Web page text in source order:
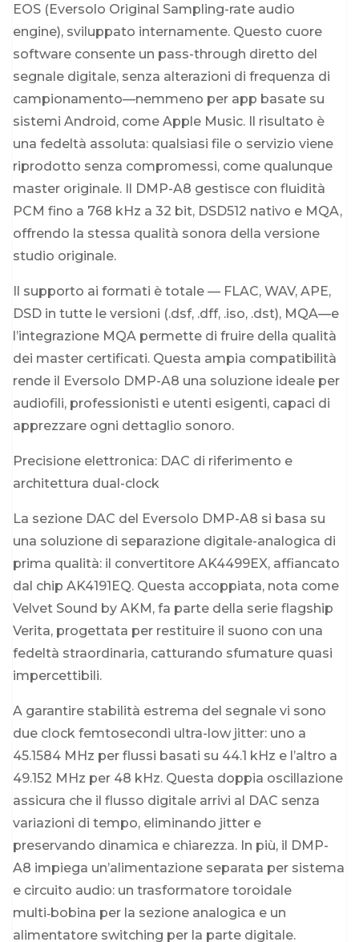
EOS (Eversolo Original Sampling-rate audio
engine), sviluppato internamente. Questo cuore
software consente un pass-through diretto del
segnale digitale, senza alterazioni di frequenza di
campionamento—nemmeno per app basate su
sistemi Android, come Apple Music. Il risultato è
una fedeltà assoluta: qualsiasi file o servizio viene
riprodotto senza compromessi, come qualunque
master originale. Il DMP-A8 gestisce con fluidità
PCM fino a 768 kHz a 32 bit, DSD512 nativo e MQA,
offrendo la stessa qualità sonora della versione
studio originale.
Il supporto ai formati è totale — FLAC, WAV, APE,
DSD in tutte le versioni (.dsf, .dff, .iso, .dst), MQA—e
l’integrazione MQA permette di fruire della qualità
dei master certificati. Questa ampia compatibilità
rende il Eversolo DMP-A8 una soluzione ideale per
audiofili, professionisti e utenti esigenti, capaci di
apprezzare ogni dettaglio sonoro.
Precisione elettronica: DAC di riferimento e
architettura dual-clock
La sezione DAC del Eversolo DMP-A8 si basa su
una soluzione di separazione digitale-analogica di
prima qualità: il convertitore AK4499EX, affiancato
dal chip AK4191EQ. Questa accoppiata, nota come
Velvet Sound by AKM, fa parte della serie flagship
Verita, progettata per restituire il suono con una
fedeltà straordinaria, catturando sfumature quasi
impercettibili.
A garantire stabilità estrema del segnale vi sono
due clock femtosecondi ultra-low jitter: uno a
45.1584 MHz per flussi basati su 44.1 kHz e l’altro a
49.152 MHz per 48 kHz. Questa doppia oscillazione
assicura che il flusso digitale arrivi al DAC senza
variazioni di tempo, eliminando jitter e
preservando dinamica e chiarezza. In più, il DMP-
A8 impiega un’alimentazione separata per sistema
e circuito audio: un trasformatore toroidale
multi‑bobina per la sezione analogica e un
alimentatore switching per la parte digitale.